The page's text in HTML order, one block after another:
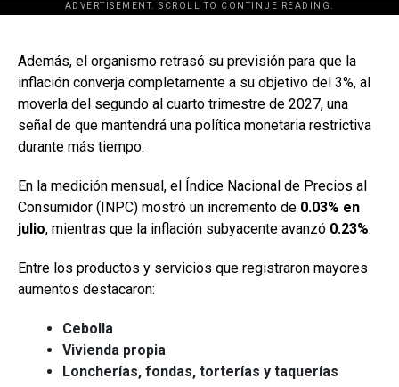
ADVERTISEMENT. SCROLL TO CONTINUE READING.
[adsforwp id="243463"]
Además, el organismo retrasó su previsión para que la
inflación converja completamente a su objetivo del 3%, al
moverla del segundo al cuarto trimestre de 2027, una
señal de que mantendrá una política monetaria restrictiva
durante más tiempo.
En la medición mensual, el Índice Nacional de Precios al
Consumidor (INPC) mostró un incremento de 0.03% en
julio, mientras que la inflación subyacente avanzó 0.23%.
Entre los productos y servicios que registraron mayores
aumentos destacaron:
Cebolla
Vivienda propia
Loncherías, fondas, torterías y taquerías